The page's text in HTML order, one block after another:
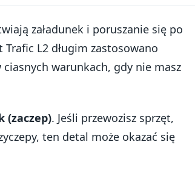
załadunek i poruszanie się po
L2 długim zastosowano
warunkach, gdy nie masz
(zaczep). Jeśli przewozisz sprzęt,
ten detal może okazać się